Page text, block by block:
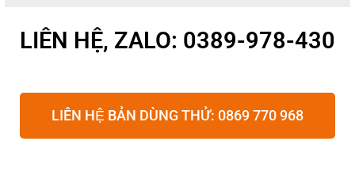
LIÊN HỆ, ZALO: 0389-978-430
LIÊN HỆ BẢN DÙNG THỬ: 0869 770 968